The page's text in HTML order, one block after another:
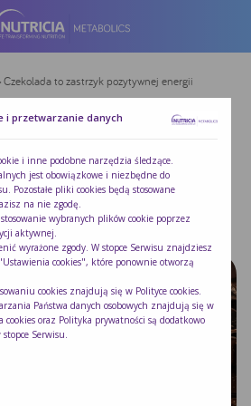
Czekolada to zastrzyk pozytywnej energii
ZASTRZYK
2024-04-12
i przetwarzanie danych
i inne podobne narzędzia śledzące.
jest obowiązkowe i niezbędne do
Pozostałe pliki cookies będą stosowane
na nie zgodę.
wybranych plików cookie poprzez
aktywnej.
wyrażone zgody. W stopce Serwisu znajdziesz
cookies", które ponownie otworzą
cookies znajdują się w Polityce cookies
Państwa danych osobowych znajdują się w
cookies oraz Polityka prywatności są dodatkowo
Serwisu.